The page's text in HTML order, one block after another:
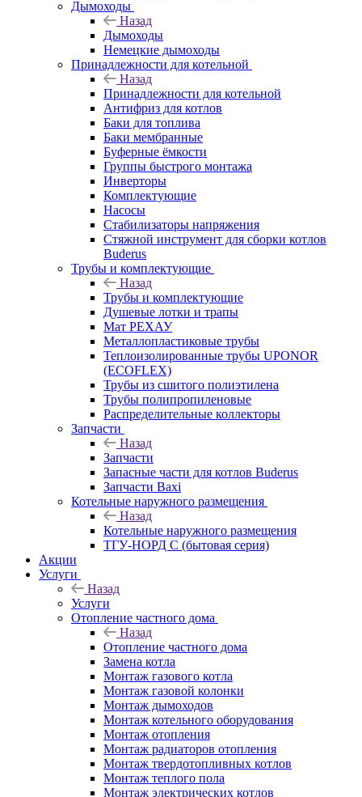
Дымоходы
Назад
Дымоходы
Немецкие дымоходы
Принадлежности для котельной
Назад
Принадлежности для котельной
Антифриз для котлов
Баки для топлива
Баки мембранные
Буферные ёмкости
Группы быстрого монтажа
Инверторы
Комплектующие
Насосы
Стабилизаторы напряжения
Стяжной инструмент для сборки котлов
Buderus
Трубы и комплектующие
Назад
Трубы и комплектующие
Душевые лотки и трапы
Мат РЕХАУ
Металлопластиковые трубы
Теплоизолированные трубы UPONOR
(ECOFLEX)
Трубы из сшитого полиэтилена
Трубы полипропиленовые
Распределительные коллекторы
Запчасти
Назад
Запчасти
Запасные части для котлов Buderus
Запчасти Baxi
Котельные наружного размещения
Назад
Котельные наружного размещения
ТГУ-НОРД С (бытовая серия)
Акции
Услуги
Назад
Услуги
Отопление частного дома
Назад
Отопление частного дома
Замена котла
Монтаж газового котла
Монтаж газовой колонки
Монтаж дымоходов
Монтаж котельного оборудования
Монтаж отопления
Монтаж радиаторов отопления
Монтаж твердотопливных котлов
Монтаж теплого пола
Монтаж электрических котлов